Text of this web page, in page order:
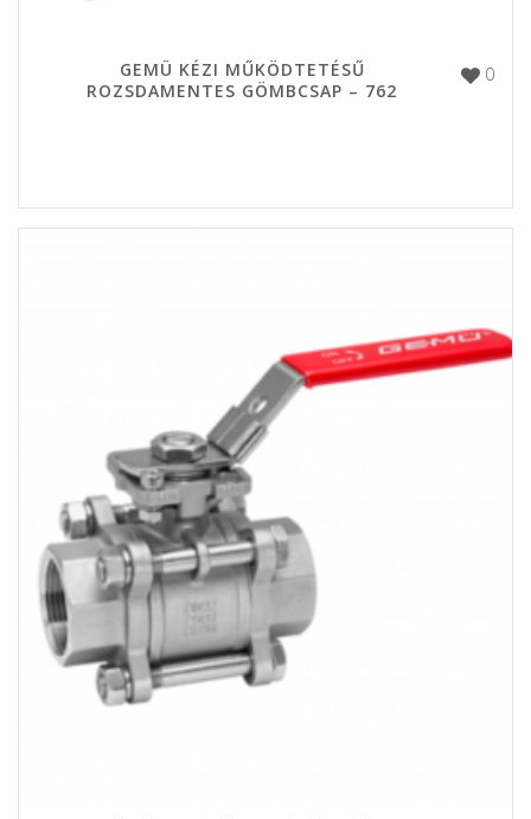
0
GEMÜ KÉZI MŰKÖDTETÉSŰ
ROZSDAMENTES GÖMBCSAP – 762